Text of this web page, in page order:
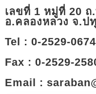
เลขที่ 1 หมู่ที่ 20
อ.คลองหลวง จ.ป
Tel : 0-2529-
Fax : 0-2529-
Email :